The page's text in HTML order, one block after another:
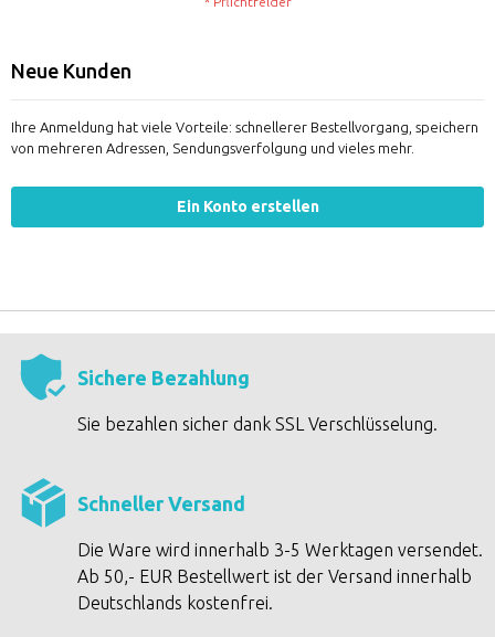
Neue Kunden
Ihre Anmeldung hat viele Vorteile: schnellerer Bestellvorgang, speichern
von mehreren Adressen, Sendungsverfolgung und vieles mehr.
Ein Konto erstellen
Sichere Bezahlung
Sie bezahlen sicher dank SSL Verschlüsselung.
Schneller Versand
Die Ware wird innerhalb 3-5 Werktagen versendet.
Ab 50,- EUR Bestellwert ist der Versand innerhalb
Deutschlands kostenfrei.